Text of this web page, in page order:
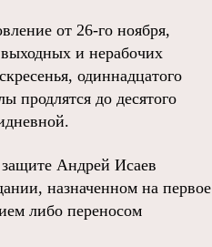
от 26-го ноября,
выходных и нерабочих
одиннадцатого
продлятся до десятого
Андрей Исаев
назначенном на первое
либо переносом